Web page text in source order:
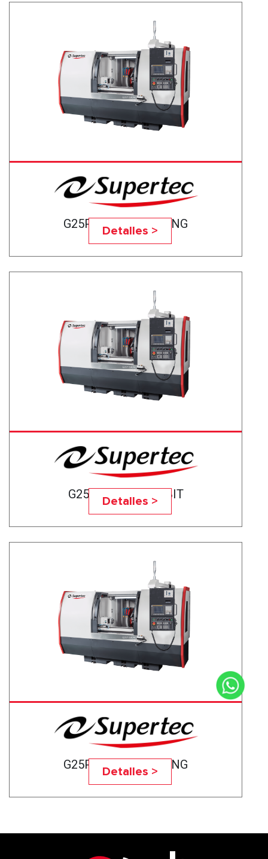
G25P-50CNC BEARING
Detalles >
G25P-50CNC BABBIT
Detalles >
G25P-75CNC BEARING
Detalles >